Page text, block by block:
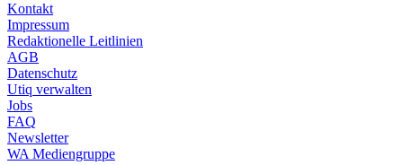
Kontakt
Impressum
Redaktionelle Leitlinien
AGB
Datenschutz
Utiq verwalten
Jobs
FAQ
Newsletter
WA Mediengruppe